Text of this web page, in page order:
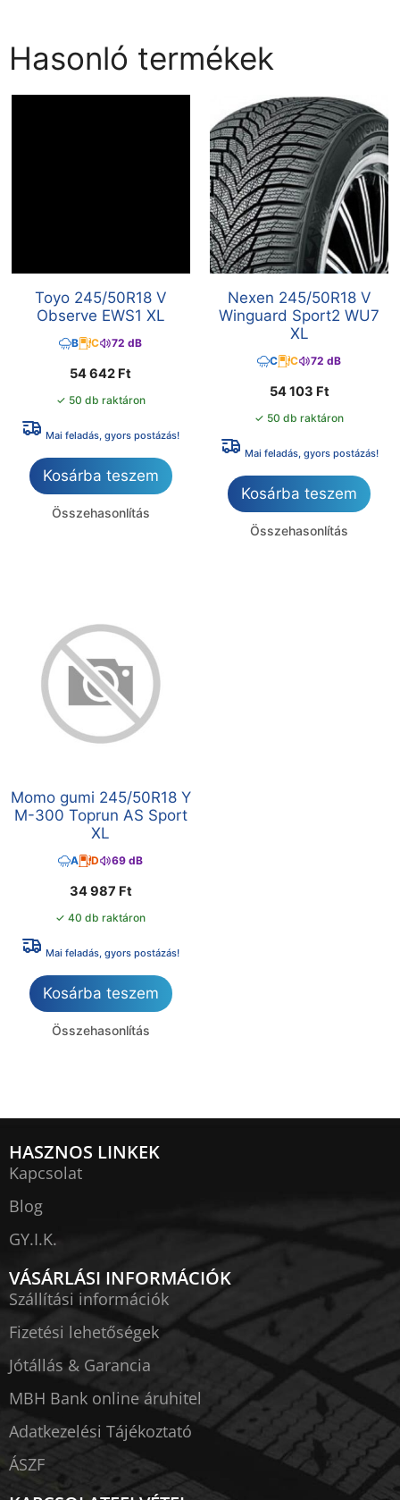
Hasonló termékek
Toyo 245/50R18 V
Observe EWS1 XL
B C 72 dB
54 642 Ft
✓ 50 db raktáron
Mai feladás, gyors postázás!
Kosárba teszem
Összehasonlítás
Nexen 245/50R18 V
Winguard Sport2 WU7
XL
C C 72 dB
54 103 Ft
✓ 50 db raktáron
Mai feladás, gyors postázás!
Kosárba teszem
Összehasonlítás
Momo gumi 245/50R18 Y
M-300 Toprun AS Sport
XL
A D 69 dB
34 987 Ft
✓ 40 db raktáron
Mai feladás, gyors postázás!
Kosárba teszem
Összehasonlítás
HASZNOS LINKEK
Kapcsolat
Blog
GY.I.K.
VÁSÁRLÁSI INFORMÁCIÓK
Szállítási információk
Fizetési lehetőségek
Jótállás & Garancia
MBH Bank online áruhitel
Adatkezelési Tájékoztató
ÁSZF